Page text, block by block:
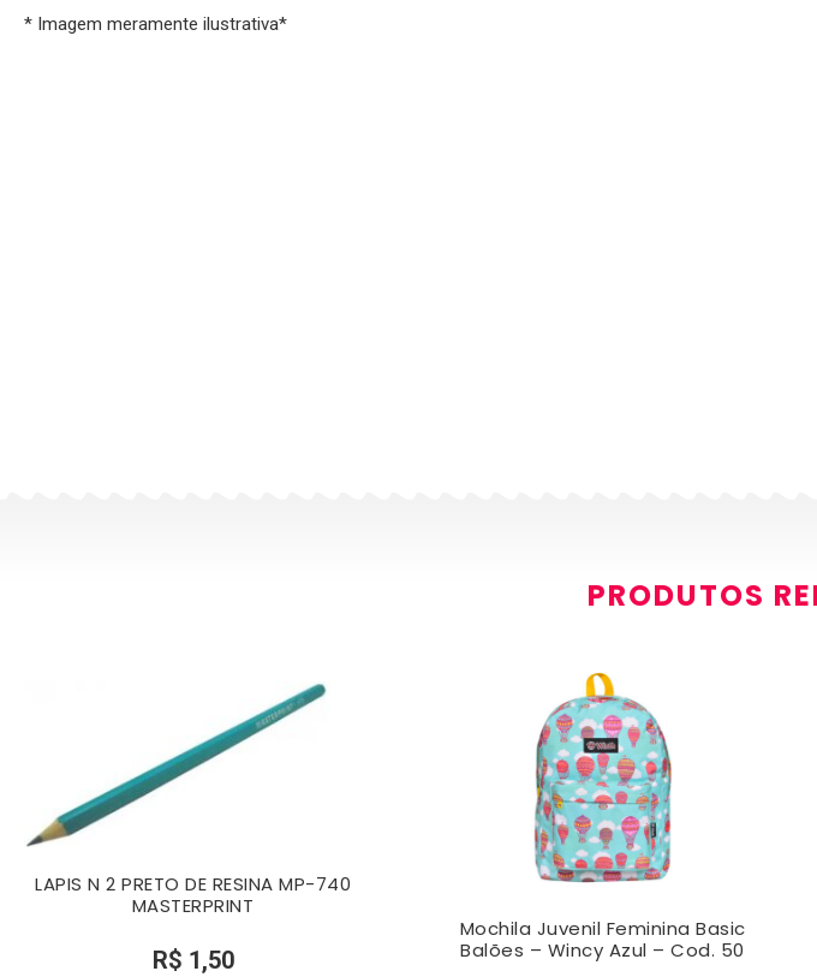
* Imagem meramente ilustrativa*
PRODUTOS
LAPIS N 2 PRETO DE RESINA MP-740
MASTERPRINT
R$ 1,50
Mochila Juvenil Feminina Basic
Balões – Wincy Azul – Cod. 50